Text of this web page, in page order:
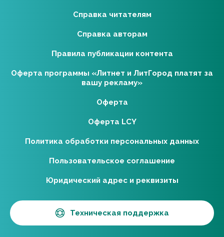
Справка читателям
Справка авторам
Правила публикации контента
Оферта программы «Литнет и ЛитГород платят за
вашу рекламу»
Оферта
Оферта LCY
Политика обработки персональных данных
Пользовательское соглашение
Юридический адрес и реквизиты
Техническая поддержка